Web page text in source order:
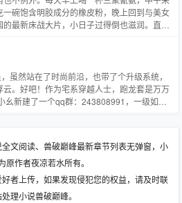
碗饱含明胶成分的橡皮粉，晚上回到与美女
最新床战大片，小日子过得倒也滋润。直到
教厨艺，空间里的蔬菜和瓜果，那可都是纯
生活开始变得精彩纷呈，黑丝、白
虽然站在了时尚前沿，也带了个升级系统，
。好吧！作为宅系穿越人士，跑龙套是万万
新建了一个qq群：243808991，一级如果
文阅读、兽破巅峰最新章节列表无弹窗，小
原作者夜凉若水所有。
者上传，如果发现侵犯您的权益，请及时联
理小说兽破巅峰。